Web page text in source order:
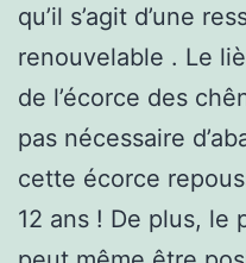
qu’il s’agit d’une
renouvelable . Le
de l’écorce des
pas nécessaire
cette écorce
12 ans ! De plus, le